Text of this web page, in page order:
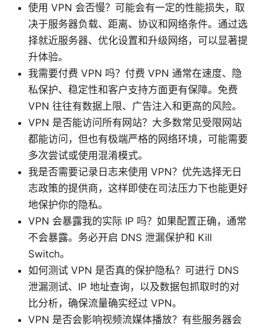
使用 VPN 会否慢？可能会有一定的性能损失，取
决于服务器负载、距离、协议和网络条件。通过选
择就近服务器、优化设置和升级网络，可以显著提
升体验。
我需要付费 VPN 吗？付费 VPN 通常在速度、隐
私保护、稳定性和客户支持方面更有保障。免费
VPN 往往有数据上限、广告注入和更高的风险。
VPN 是否能访问所有网站？大多数常见受限网站
都能访问，但也有极端严格的网络环境，可能需要
多次尝试或使用混淆模式。
我是否需要记录日志来使用 VPN？优先选择无日
志政策的提供商，这样即使在司法压力下也能更好
地保护你的隐私。
VPN 会暴露我的实际 IP 吗？如果配置正确，通常
不会暴露。务必开启 DNS 泄漏保护和 Kill
Switch。
如何测试 VPN 是否真的保护隐私？可进行 DNS
泄漏测试、IP 地址查询，以及数据包抓取时的对
比分析，确保流量确实经过 VPN。
VPN 是否会影响视频流媒体播放？有些服务器会